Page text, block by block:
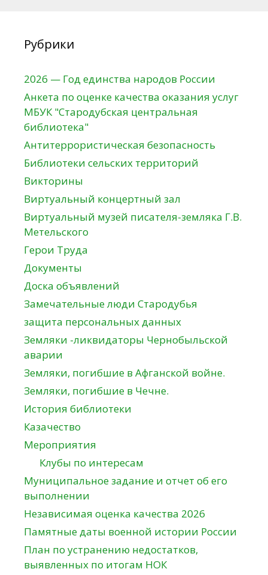
Рубрики
2026 — Год единства народов России
Анкета по оценке качества оказания услуг
МБУК "Стародубская центральная
библиотека"
Антитеррористическая безопасность
Библиотеки сельских территорий
Викторины
Виртуальный концертный зал
Виртуальный музей писателя-земляка Г.В.
Метельского
Герои Труда
Документы
Доска объявлений
Замечательные люди Стародубья
защита персональных данных
Земляки -ликвидаторы Чернобыльской
аварии
Земляки, погибшие в Афганской войне.
Земляки, погибшие в Чечне.
История библиотеки
Казачество
Мероприятия
Клубы по интересам
Муниципальное задание и отчет об его
выполнении
Независимая оценка качества 2026
Памятные даты военной истории России
План по устранению недостатков,
выявленных по итогам НОК